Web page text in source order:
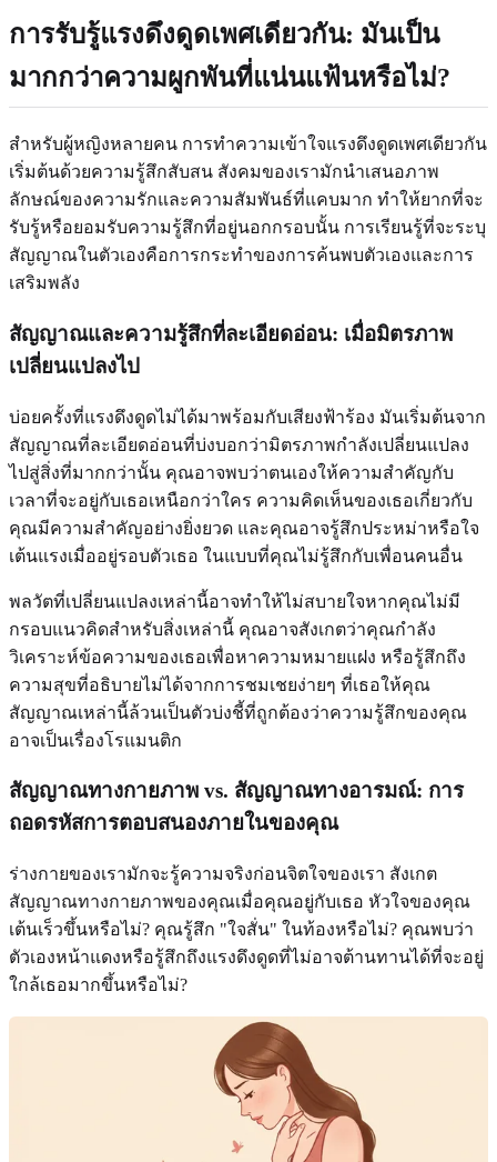
การรับรู้แรงดึงดูดเพศเดียวกัน: มันเป็น
มากกว่าความผูกพันที่แน่นแฟ้นหรือไม่?
สำหรับผู้หญิงหลายคน การทำความเข้าใจแรงดึงดูดเพศเดียวกัน
เริ่มต้นด้วยความรู้สึกสับสน สังคมของเรามักนำเสนอภาพ
ลักษณ์ของความรักและความสัมพันธ์ที่แคบมาก ทำให้ยากที่จะ
รับรู้หรือยอมรับความรู้สึกที่อยู่นอกกรอบนั้น การเรียนรู้ที่จะระบุ
สัญญาณในตัวเองคือการกระทำของการค้นพบตัวเองและการ
เสริมพลัง
สัญญาณและความรู้สึกที่ละเอียดอ่อน: เมื่อมิตรภาพ
เปลี่ยนแปลงไป
บ่อยครั้งที่แรงดึงดูดไม่ได้มาพร้อมกับเสียงฟ้าร้อง มันเริ่มต้นจาก
สัญญาณที่ละเอียดอ่อนที่บ่งบอกว่ามิตรภาพกำลังเปลี่ยนแปลง
ไปสู่สิ่งที่มากกว่านั้น คุณอาจพบว่าตนเองให้ความสำคัญกับ
เวลาที่จะอยู่กับเธอเหนือกว่าใคร ความคิดเห็นของเธอเกี่ยวกับ
คุณมีความสำคัญอย่างยิ่งยวด และคุณอาจรู้สึกประหม่าหรือใจ
เต้นแรงเมื่ออยู่รอบตัวเธอ ในแบบที่คุณไม่รู้สึกกับเพื่อนคนอื่น
พลวัตที่เปลี่ยนแปลงเหล่านี้อาจทำให้ไม่สบายใจหากคุณไม่มี
กรอบแนวคิดสำหรับสิ่งเหล่านี้ คุณอาจสังเกตว่าคุณกำลัง
วิเคราะห์ข้อความของเธอเพื่อหาความหมายแฝง หรือรู้สึกถึง
ความสุขที่อธิบายไม่ได้จากการชมเชยง่ายๆ ที่เธอให้คุณ
สัญญาณเหล่านี้ล้วนเป็นตัวบ่งชี้ที่ถูกต้องว่าความรู้สึกของคุณ
อาจเป็นเรื่องโรแมนติก
สัญญาณทางกายภาพ vs. สัญญาณทางอารมณ์: การ
ถอดรหัสการตอบสนองภายในของคุณ
ร่างกายของเรามักจะรู้ความจริงก่อนจิตใจของเรา สังเกต
สัญญาณทางกายภาพของคุณเมื่อคุณอยู่กับเธอ หัวใจของคุณ
เต้นเร็วขึ้นหรือไม่? คุณรู้สึก "ใจสั่น" ในท้องหรือไม่? คุณพบว่า
ตัวเองหน้าแดงหรือรู้สึกถึงแรงดึงดูดที่ไม่อาจต้านทานได้ที่จะอยู่
ใกล้เธอมากขึ้นหรือไม่?